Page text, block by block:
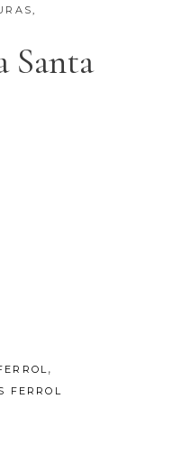
,
Santa
,
FERROL